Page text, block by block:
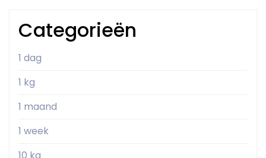
Categorieën
1 dag
1 kg
1 maand
1 week
10 kg